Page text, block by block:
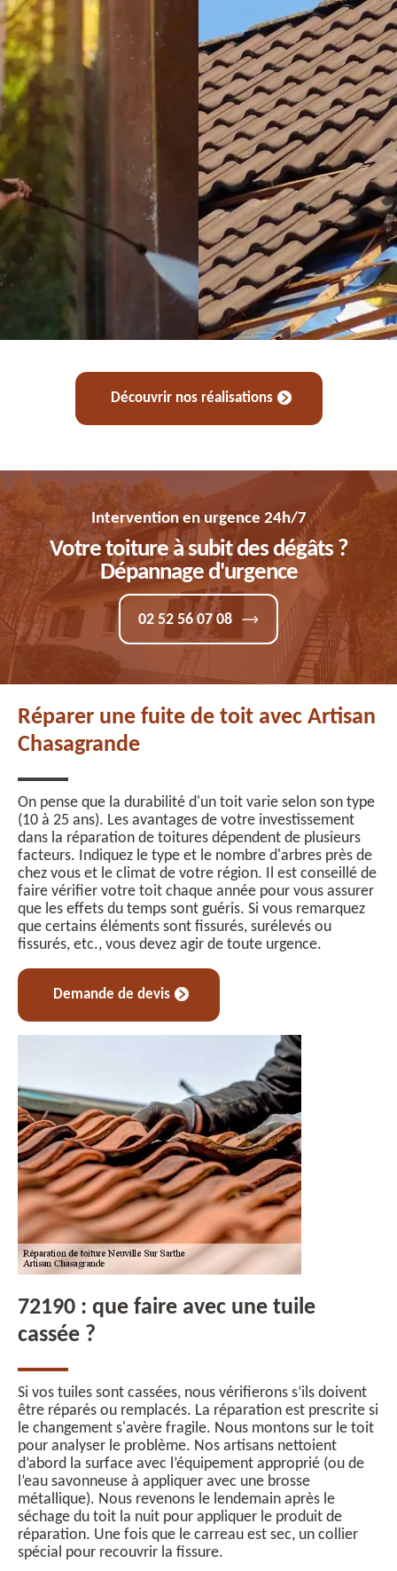
Découvrir nos réalisations
Intervention en urgence 24h/7
Votre toiture à subit des dégâts ?
Dépannage d'urgence
02 52 56 07 08
Réparer une fuite de toit avec Artisan
Chasagrande
On pense que la durabilité d'un toit varie selon son type
(10 à 25 ans). Les avantages de votre investissement
dans la réparation de toitures dépendent de plusieurs
facteurs. Indiquez le type et le nombre d'arbres près de
chez vous et le climat de votre région. Il est conseillé de
faire vérifier votre toit chaque année pour vous assurer
que les effets du temps sont guéris. Si vous remarquez
que certains éléments sont fissurés, surélevés ou
fissurés, etc., vous devez agir de toute urgence.
Demande de devis
72190 : que faire avec une tuile
cassée ?
Si vos tuiles sont cassées, nous vérifierons s’ils doivent
être réparés ou remplacés. La réparation est prescrite si
le changement s'avère fragile. Nous montons sur le toit
pour analyser le problème. Nos artisans nettoient
d’abord la surface avec l’équipement approprié (ou de
l’eau savonneuse à appliquer avec une brosse
métallique). Nous revenons le lendemain après le
séchage du toit la nuit pour appliquer le produit de
réparation. Une fois que le carreau est sec, un collier
spécial pour recouvrir la fissure.